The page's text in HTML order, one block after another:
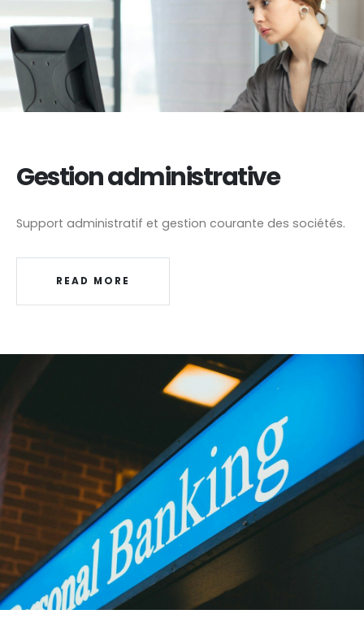
Gestion administrative
Support administratif et gestion courante des sociétés.
READ MORE